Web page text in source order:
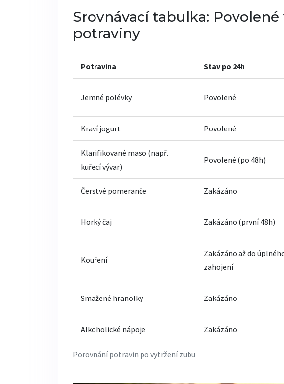
Srovnávací tabulka: Povolené
potraviny
Porovnání potravin po vytržení zubu
Potravina Stav po 24h
Jemné polévky Povolené
Kraví jogurt Povolené
Klarifikované maso (např.
kuřecí vývar)
Povolené (po 48h)
Čerstvé pomeranče Zakázáno
Horký čaj Zakázáno (první 48h)
Kouření
Zakázáno až do
zahojení
Smažené hranolky Zakázáno
Alkoholické nápoje Zakázáno